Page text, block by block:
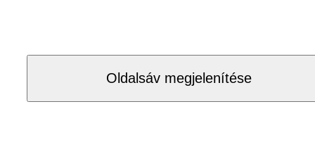
Oldalsáv megjelenítése